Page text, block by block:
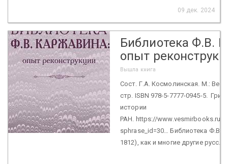
09 дек. 2024
Библиотека Ф.В.
опыт
Вышла книга
Cост. Г.А. Космолинская. М.:
стр. ISBN 978-5-7777-0945-5.
истории
РАН. https://www.vesmirbooks.ru/
sphrase_id=30… Библиотека Ф.В.
1812), как и многие другие русс...